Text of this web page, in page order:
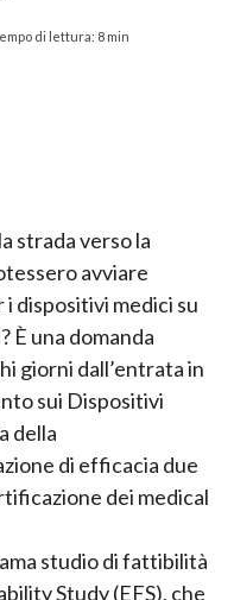
di lettura: 8 min
strada verso la
avviare
dispositivi medici su
È una domanda
giorni dall’entrata in
sui Dispositivi
della
di efficacia due
dei medical
studio di fattibilità
Study (EFS), che